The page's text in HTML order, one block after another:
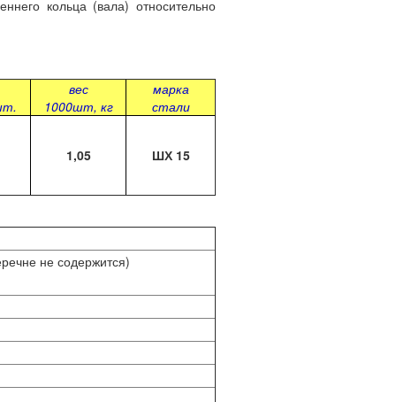
кольца (вала) относительно
вес
1000шт, кг
марка
стали
1,05 ШХ 15
не содержится)